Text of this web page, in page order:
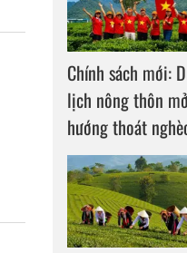
Chính sách mới:
lịch nông thôn mở
hướng thoát
vững